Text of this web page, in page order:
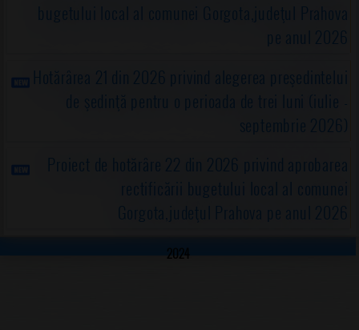
bugetului local al comunei Gorgota,judeţul Prahova
pe anul 2026
Hotărârea 21 din 2026 privind alegerea preşedintelui
de şedinţă pentru o perioada de trei luni (iulie -
septembrie 2026)
Proiect de hotărâre 22 din 2026 privind aprobarea
rectificării bugetului local al comunei
Gorgota,judeţul Prahova pe anul 2026
2024